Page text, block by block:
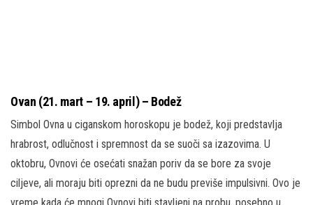
Ovan (21. mart – 19. april) – Bodež
Simbol Ovna u ciganskom horoskopu je bodež, koji predstavlja
hrabrost, odlučnost i spremnost da se suoči sa izazovima. U
oktobru, Ovnovi će osećati snažan poriv da se bore za svoje
ciljeve, ali moraju biti oprezni da ne budu previše impulsivni. Ovo je